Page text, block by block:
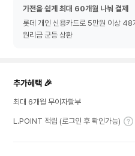
가전을 쉽게 최대 60개월 나눠 결제
롯데 개인 신용카드로 5만원 이상
원리금 균등 상환
추가혜택 🎉
최대 6개월 무이자할부
L.POINT 적립 (로그인 후 확인가능)